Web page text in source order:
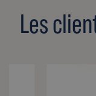
Les